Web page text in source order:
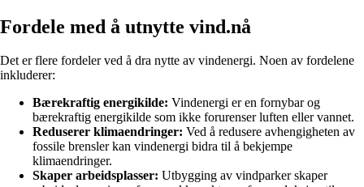
Fordele med å utnytte vind.nå
Det er flere fordeler ved å dra nytte av vindenergi. Noen av fordelene
inkluderer:
Bærekraftig energikilde: Vindenergi er en fornybar og
bærekraftig energikilde som ikke forurenser luften eller vannet.
Reduserer klimaendringer: Ved å redusere avhengigheten av
fossile brensler kan vindenergi bidra til å bekjempe
klimaendringer.
Skaper arbeidsplasser: Utbygging av vindparker skaper